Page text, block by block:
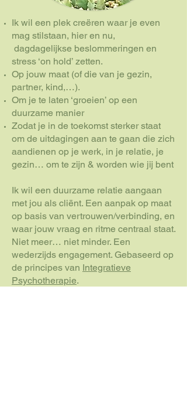
Ik wil een plek creëren waar je even
mag stilstaan, hier en nu,
dagdagelijkse beslommeringen en
stress ‘on hold’ zetten.
Op jouw maat (of die van je gezin,
partner, kind,…).
Om je te laten ‘groeien’ op een
duurzame manier
Zodat je in de toekomst sterker staat
om de uitdagingen aan te gaan die zich
aandienen op je werk, in je relatie, je
gezin… om te zijn & worden wie jij bent
Ik wil een duurzame relatie aangaan
met jou als cliënt. Een aanpak op maat
op basis van vertrouwen/verbinding, en
waar jouw vraag en ritme centraal staat.
Niet meer… niet minder. Een
wederzijds engagement. Gebaseerd op
de principes van Integratieve
Psychotherapie.